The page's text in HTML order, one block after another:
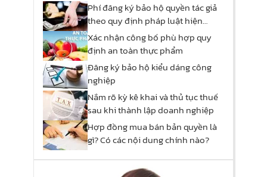
Phí đăng ký bảo hộ quyền tác giả
theo quy định pháp luật hiện
hành
Xác nhận công bố phù hợp quy
định an toàn thực phẩm
Đăng ký bảo hộ kiểu dáng công
nghiệp
Nắm rõ kỳ kê khai và thủ tục thuế
sau khi thành lập doanh nghiệp
Hợp đồng mua bán bản quyền là
gì? Có các nội dung chính nào?